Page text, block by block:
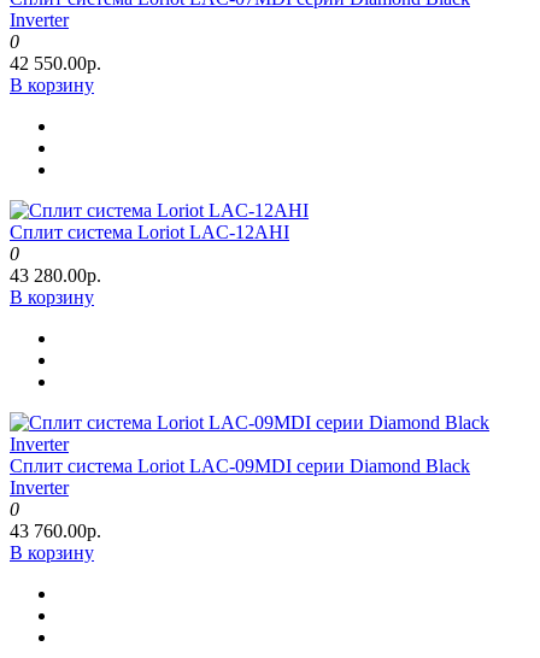
Inverter
0
42 550.00р.
В корзину
Сплит система Loriot LAC-12AHI
0
43 280.00р.
В корзину
Сплит система Loriot LAC-09MDI серии Diamond Black
Inverter
0
43 760.00р.
В корзину